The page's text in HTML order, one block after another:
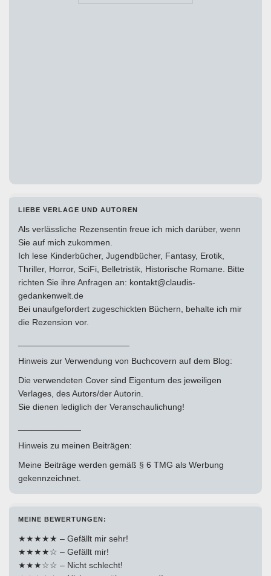
LIEBE VERLAGE UND AUTOREN
Als verlässliche Rezensentin freue ich mich darüber, wenn
Sie auf mich zukommen.
Ich lese Kinderbücher, Jugendbücher, Fantasy, Erotik,
Thriller, Horror, SciFi, Belletristik, Historische Romane. Bitte
richten Sie ihre Anfragen an: kontakt@claudis-
gedankenwelt.de
Bei unaufgefordert zugeschickten Büchern, behalte ich mir
die Rezension vor.
Hinweis zur Verwendung von Buchcovern auf dem Blog:
Die verwendeten Cover sind Eigentum des jeweiligen
Verlages, des Autors/der Autorin.
Sie dienen lediglich der Veranschaulichung!
Hinweis zu meinen Beiträgen:
Meine Beiträge werden gemäß § 6 TMG als Werbung
gekennzeichnet.
MEINE BEWERTUNGEN:
★★★★★ – Gefällt mir sehr!
★★★★☆ – Gefällt mir!
★★★☆☆ – Nicht schlecht!